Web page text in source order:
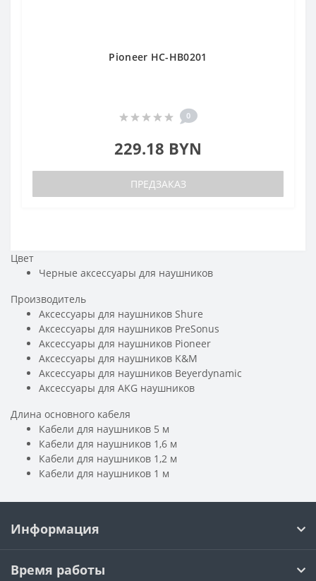
Pioneer HC-HB0201
0
229.18 BYN
ПРЕДЗАКАЗ
Цвет
Черные аксессуары для наушников
Производитель
Аксессуары для наушников Shure
Аксессуары для наушников PreSonus
Аксессуары для наушников Pioneer
Аксессуары для наушников K&M
Аксессуары для наушников Beyerdynamic
Аксессуары для AKG наушников
Длина основного кабеля
Кабели для наушников 5 м
Кабели для наушников 1,6 м
Кабели для наушников 1,2 м
Кабели для наушников 1 м
Информация
Время работы